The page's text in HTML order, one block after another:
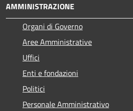
AMMINISTRAZIONE
Organi di Governo
Aree Amministrative
Uffici
Enti e fondazioni
Politici
Personale Amministrativo